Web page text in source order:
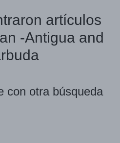
artículos
-Antigua and
con otra búsqueda